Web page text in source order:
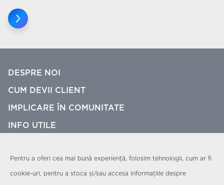
Pentru a oferi cea mai bună experiență, folosim tehnologii, cum ar fi
cookie-uri, pentru a stoca și/sau accesa informațiile despre
DESPRE NOI
CUM DEVII CLIENT
IMPLICARE ÎN COMUNITATE
INFO UTILE
Politică de confidențialitate